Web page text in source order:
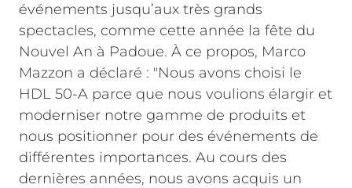
événements jusqu’aux très grands
spectacles, comme cette année la fête du
Nouvel An à Padoue. À ce propos, Marco
Mazzon a déclaré : "Nous avons choisi le
HDL 50-A parce que nous voulions élargir et
moderniser notre gamme de produits et
nous positionner pour des événements de
différentes importances. Au cours des
dernières années, nous avons acquis un